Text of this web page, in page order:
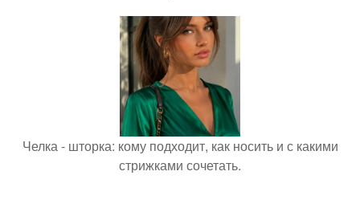
Челка - шторка: кому подходит, как носить и с какими
стрижками сочетать.